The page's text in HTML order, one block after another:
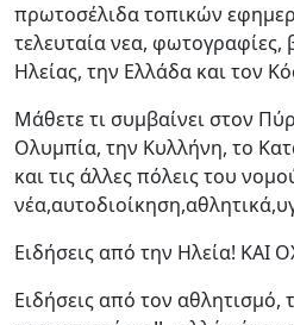
πρωτοσέλιδα τοπικών
τελευταία νεα, φωτογραφίες,
Ηλείας, την Ελλάδα και τον
Μάθετε τι συμβαίνει στον
Ολυμπία, την Κυλλήνη, το
και τις άλλες πόλεις του
Ειδήσεις από την Ηλεία! ΚΑΙ
Ειδήσεις από τον αθλητισμό,